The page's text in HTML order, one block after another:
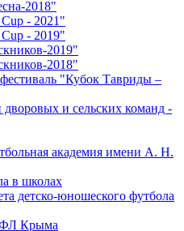
2018"
- 2021"
- 2019"
2019"
2018"
"Кубок Тавриды –
дворовых и сельских команд -
академия имени А. Н.
в школах
детско-юношеского футбола
Крыма